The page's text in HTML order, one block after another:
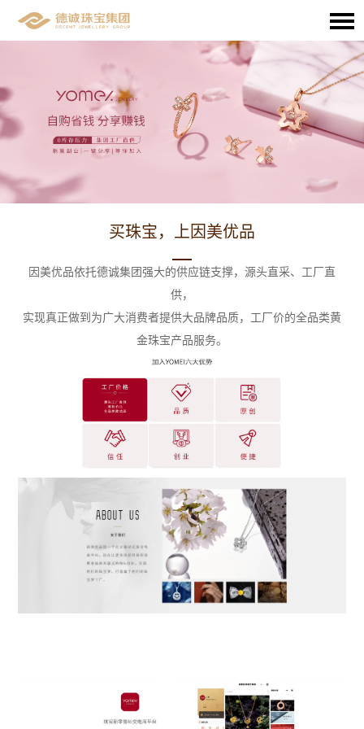
买珠宝，上因美优品
因美优品依托德诚集团强大的供应链支撑，源头直采、工厂直
供，
实现真正做到为广大消费者提供大品牌品质，工厂价的全品类黄
金珠宝产品服务。